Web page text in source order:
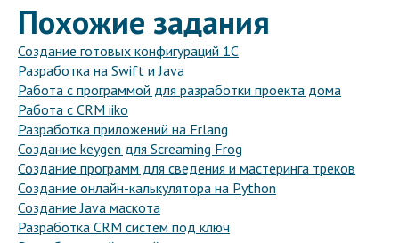
Похожие задания
Создание готовых конфигураций 1С
Разработка на Swift и Java
Работа с программой для разработки проекта дома
Работа с CRM iiko
Разработка приложений на Erlang
Создание keygen для Screaming Frog
Создание программ для сведения и мастеринга треков
Создание онлайн-калькулятора на Python
Создание Java маскота
Разработка CRM систем под ключ